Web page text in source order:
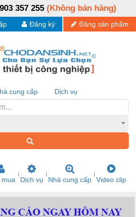
357 255 (Không bán hàng)
Đăng sản phẩm
Đăng ký
cung cấp Dịch vụ
Dịch vụ Nhà cung cấp Video clip